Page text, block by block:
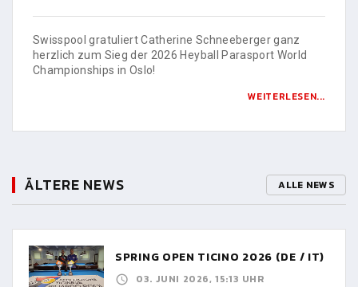
Swisspool gratuliert Catherine Schneeberger ganz
herzlich zum Sieg der 2026 Heyball Parasport World
Championships in Oslo!
WEITERLESEN...
ÄLTERE NEWS ALLE NEWS
SPRING OPEN TICINO 2026 (DE / IT)
03. JUNI 2026, 15:13 UHR